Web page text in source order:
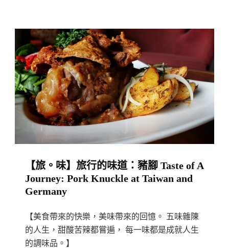
的
味
道：
臭
豆
腐
Taste
Of
Journey:
Stinky
Tofu
【旅。味】旅行的味道：豬腳 Taste of A
Journey: Pork Knuckle at Taiwan and
Germany
【美食帶來的快樂，美味帶來的回憶。 五味雜陳
的人生，甜酸苦辣都嘗遍， 每一味都是成就人生
的調味品。】